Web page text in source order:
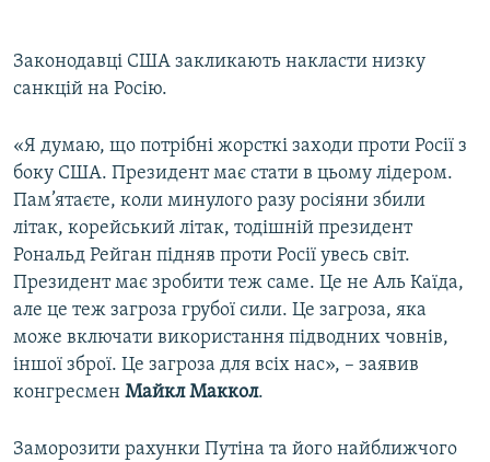
​Законодавці США закликають накласти низку
санкцій на Росію.
«Я думаю, що потрібні жорсткі заходи проти Росії з
боку США. Президент має стати в цьому лідером.
Пам’ятаєте, коли минулого разу росіяни збили
літак, корейський літак, тодішній президент
Рональд Рейган підняв проти Росії увесь світ.
Президент має зробити теж саме. Це не Аль Каїда,
але це теж загроза грубої сили. Це загроза, яка
може включати використання підводних човнів,
іншої зброї. Це загроза для всіх нас», – заявив
конгресмен Майкл Маккол.
Заморозити рахунки Путіна та його найближчого